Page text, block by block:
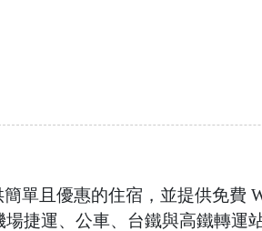
單且優惠的住宿，並提供免費
捷運、公車、台鐵與高鐵轉運